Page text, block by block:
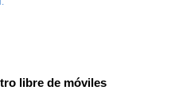
libre de móviles